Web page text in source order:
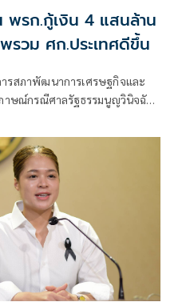
รก.กู้เงิน 4 แสนล้าน
รวม ศก.ประเทศดีขึ้น
รสภาพัฒนาการเศรษฐกิจและ
าษณ์กรณีศาลรัฐธรรมนูญวินิจฉัย